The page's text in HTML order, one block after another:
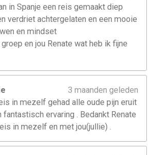
in Spanje een reis gemaakt diep
verdriet achtergelaten en een mooie
en mindset
en jou Renate wat heb ik fijne
3 maanden geleden
in mezelf gehad alle oude pijn eruit
fantastisch ervaring . Bedankt Renate
in mezelf en met jou(jullie) .